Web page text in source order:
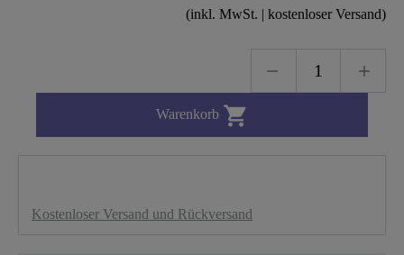
(inkl. MwSt. | kostenloser Versand)
Warenkorb 
Kostenloser Versand und Rückversand